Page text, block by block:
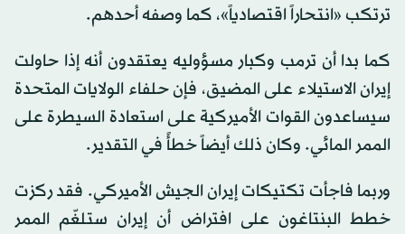
ترتكب «انتحاراً اقتصادياً»، كما وصفه أحدهم.
كما بدا أن ترمب وكبار مسؤوليه يعتقدون أنه إذا حاولت
إيران الاستيلاء على المضيق، فإن حلفاء الولايات المتحدة
سيساعدون القوات الأميركية على استعادة السيطرة على
الممر المائي. وكان ذلك أيضاً خطأً في التقدير.
وربما فاجأت تكتيكات إيران الجيش الأميركي. فقد ركزت
خطط البنتاغون على افتراض أن إيران ستلغّم الممر